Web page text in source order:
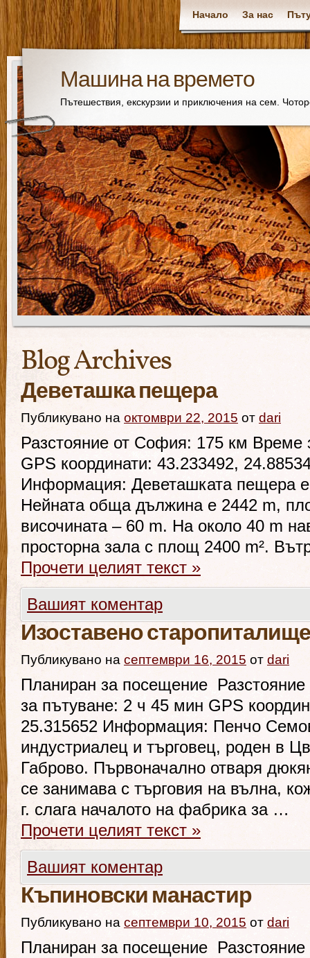
Начало За нас
Машина на времето
Пътешествия, екскурзии и приключения на сем.
Blog Archives
Деветашка пещера
Публикувано на октомври 22, 2015 от dari
Разстояние от София: 175 км Време
GPS координати: 43.233492,
Информация: Деветашката пещера е
Нейната обща дължина е 2442 m,
височината – 60 m. На около 40 m
просторна зала с площ 2400 m².
Прочети целият текст »
Вашият коментар
Изоставено
Публикувано на септември 16, 2015 от dari
Планиран за посещение
за пътуване: 2 ч 45 мин GPS
25.315652 Информация: Пенчо
индустриалец и търговец, роден в
Габрово. Първоначално отваря
се занимава с търговия на вълна,
г. слага началото на фабрика за …
Прочети целият текст »
Вашият коментар
Къпиновски манастир
Публикувано на септември 10, 2015 от dari
Планиран за посещение